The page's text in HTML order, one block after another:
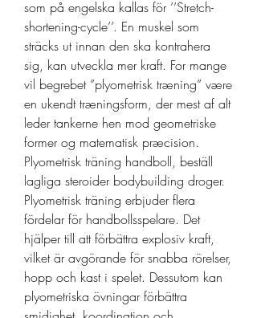
som på engelska kallas för ’’Stretch-
shortening-cycle’’. En muskel som
sträcks ut innan den ska kontrahera
sig, kan utveckla mer kraft. For mange
vil begrebet ”plyometrisk træning” være
en ukendt træningsform, der mest af alt
leder tankerne hen mod geometriske
former og matematisk præcision.
Plyometrisk träning handboll, beställ
lagliga steroider bodybuilding droger.
Plyometrisk träning erbjuder flera
fördelar för handbollsspelare. Det
hjälper till att förbättra explosiv kraft,
vilket är avgörande för snabba rörelser,
hopp och kast i spelet. Dessutom kan
plyometriska övningar förbättra